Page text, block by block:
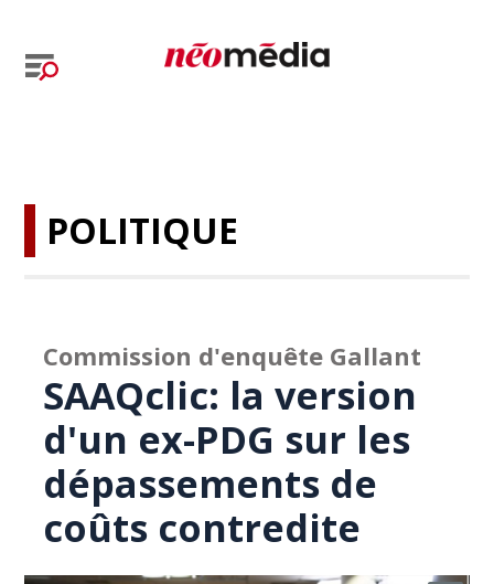
POLITIQUE
Commission d'enquête Gallant
SAAQclic: la version
d'un ex-PDG sur les
dépassements de
coûts contredite